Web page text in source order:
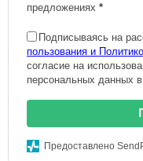
предложениях *
Подписываясь на
пользования и
согласие на
персональных данных в
Предоставлено